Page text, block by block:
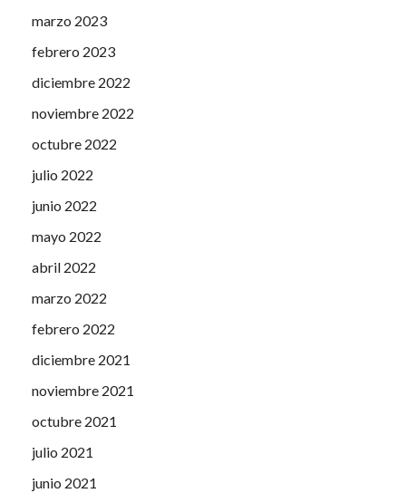
marzo 2023
febrero 2023
diciembre 2022
noviembre 2022
octubre 2022
julio 2022
junio 2022
mayo 2022
abril 2022
marzo 2022
febrero 2022
diciembre 2021
noviembre 2021
octubre 2021
julio 2021
junio 2021